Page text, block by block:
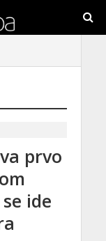
prvo
ide